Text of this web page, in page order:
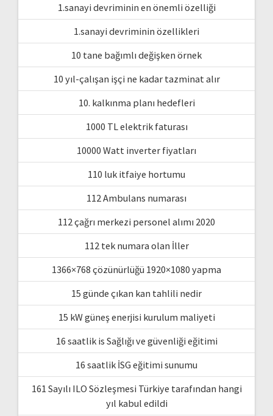
1.sanayi devriminin en önemli özelliği
1.sanayi devriminin özellikleri
10 tane bağımlı değişken örnek
10 yıl-çalışan işçi ne kadar tazminat alır
10. kalkınma planı hedefleri
1000 TL elektrik faturası
10000 Watt inverter fiyatları
110 luk itfaiye hortumu
112 Ambulans numarası
112 çağrı merkezi personel alımı 2020
112 tek numara olan İller
1366×768 çözünürlüğü 1920×1080 yapma
15 günde çıkan kan tahlili nedir
15 kW güneş enerjisi kurulum maliyeti
16 saatlik is Sağlığı ve güvenliği eğitimi
16 saatlik İSG eğitimi sunumu
161 Sayılı ILO Sözleşmesi Türkiye tarafından hangi
yıl kabul edildi